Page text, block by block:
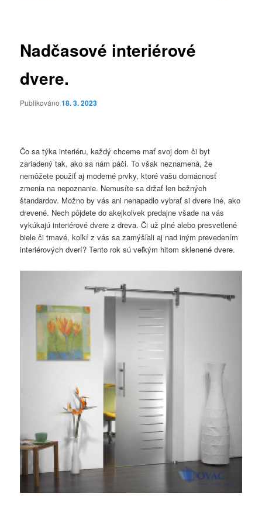
Nadčasové interiérové
dvere.
Publikováno18. 3. 2023
Čo sa týka interiéru, každý chceme mať svoj dom či byt
zariadený tak, ako sa nám páči. To však neznamená, že
nemôžete použiť aj moderné prvky, ktoré vašu domácnosť
zmenia na nepoznanie. Nemusíte sa držať len bežných
štandardov. Možno by vás ani nenapadlo vybrať si dvere iné, ako
drevené. Nech pôjdete do akejkoľvek predajne všade na vás
vykúkajú interiérové dvere z dreva. Či už plné alebo presvetlené
biele či tmavé, koľkí z vás sa zamýšľali aj nad iným prevedením
interiérových dverí? Tento rok sú veľkým hitom sklenené dvere.